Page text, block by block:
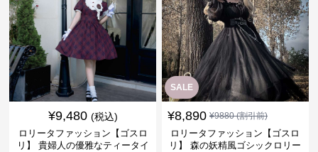
¥9,480 (税込)
ロリータファッション【ゴスロ
リ】 貴婦人の優雅なティータイ
SALE
¥8,890 ¥9880(割引前)
ロリータファッション【ゴスロ
リ】 森の妖精風ゴシックロリー